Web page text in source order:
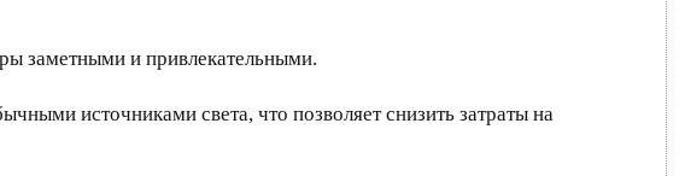
заметными и привлекательными.
источниками света, что позволяет снизить затраты на